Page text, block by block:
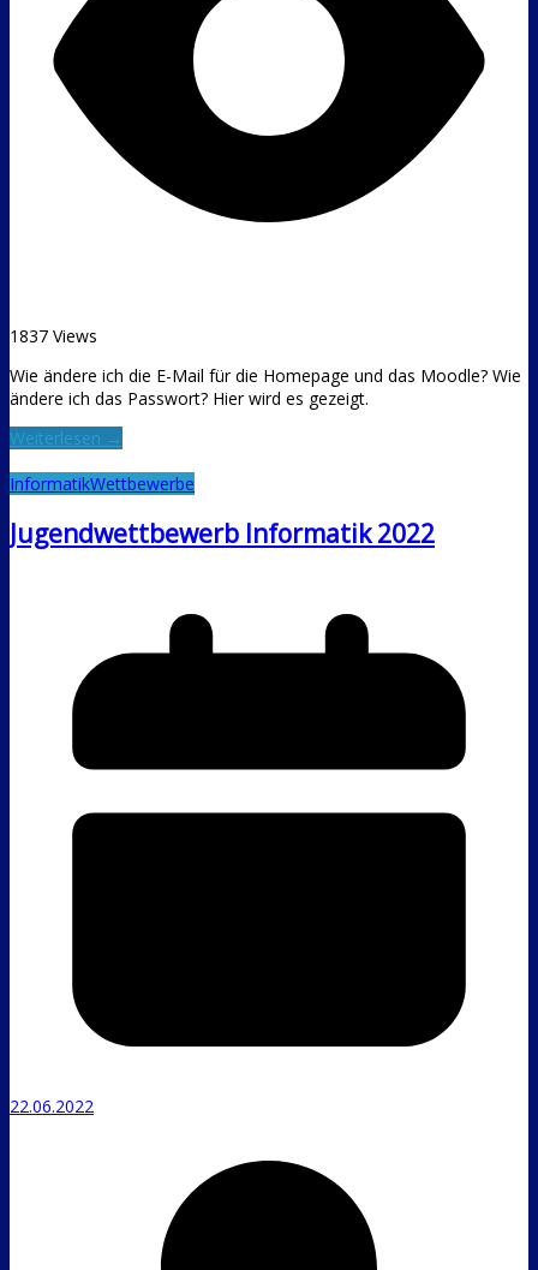
1837 Views
Wie ändere ich die E-Mail für die Homepage und das Moodle? Wie
ändere ich das Passwort? Hier wird es gezeigt.
Weiterlesen →
InformatikWettbewerbe
Jugendwettbewerb Informatik 2022
22.06.2022